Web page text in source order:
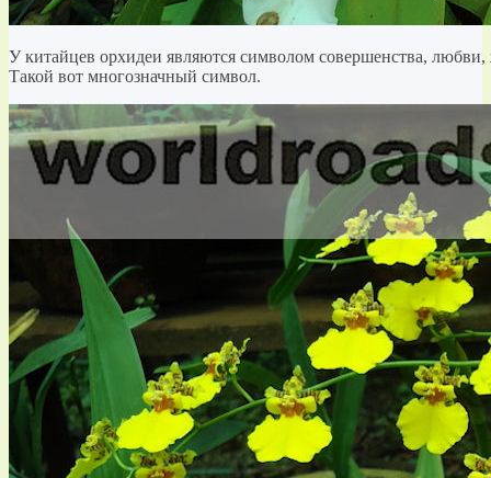
У китайцев орхидеи являются символом совершенства,
Такой вот многозначный символ.